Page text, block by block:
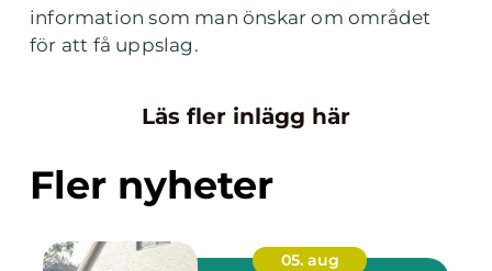
information som man önskar om området
för att få uppslag.
Läs fler inlägg här
Fler nyheter
05. aug